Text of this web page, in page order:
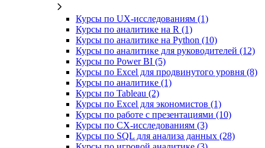
Курсы по UX‑исследованиям (1)
Курсы по аналитике на R (1)
Курсы по аналитике на Python (10)
Курсы по аналитике для руководителей (12)
Курсы по Power BI (5)
Курсы по Excel для продвинутого уровня (8)
Курсы по аналитике (1)
Курсы по Tableau (2)
Курсы по Excel для экономистов (1)
Курсы по работе с презентациями (10)
Курсы по CX-исследованиям (3)
Курсы по SQL для анализа данных (28)